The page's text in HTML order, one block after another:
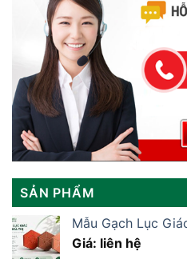
SẢN PHẨM
Mẫu Gạch Lục
Giá: liên hệ